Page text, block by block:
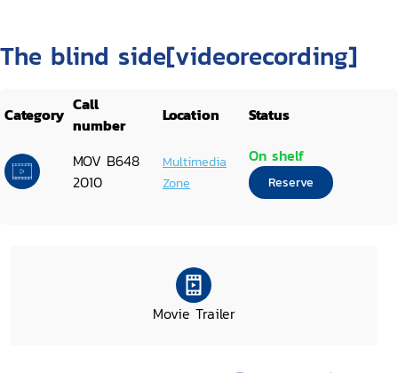
The blind side[videorecording]
Category Call
number
Location Status
MOV B648
2010
Multimedia
Zone
On shelf
Reserve
Movie Trailer